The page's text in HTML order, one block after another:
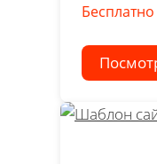
Бесплатно